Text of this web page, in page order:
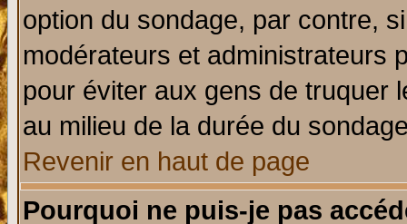
option du sondage, par contre,
modérateurs et administrateurs
pour éviter aux gens de truquer
au milieu de la durée du
Revenir en haut de page
Pourquoi ne puis-je pas